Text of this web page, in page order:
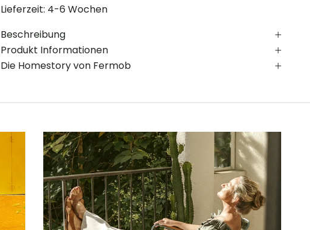
Lieferzeit: 4-6 Wochen
Beschreibung
Produkt Informationen
Die Homestory von Fermob